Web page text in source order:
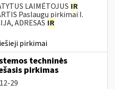
LAIMĖTOJUS IR
Paslaugų pirkimai I.
ADRESAS IR
pirkimai
techninės
pirkimas
29